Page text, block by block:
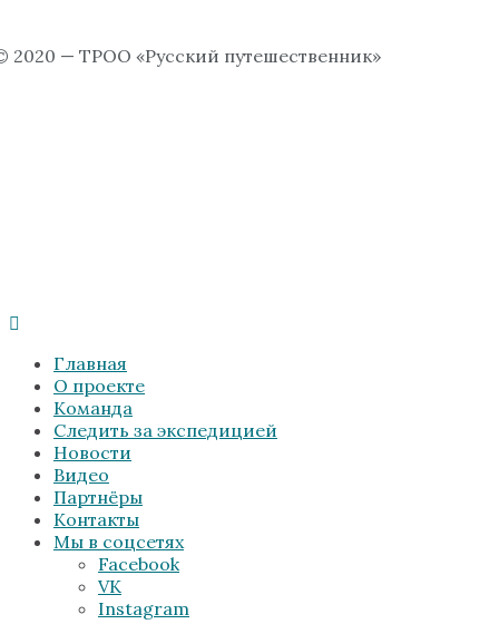
2020 — ТРОО «Русский путешественник»
Главная
О проекте
Команда
Следить за экспедицией
Новости
Видео
Партнёры
Контакты
Мы в соцсетях
Facebook
VK
Instagram